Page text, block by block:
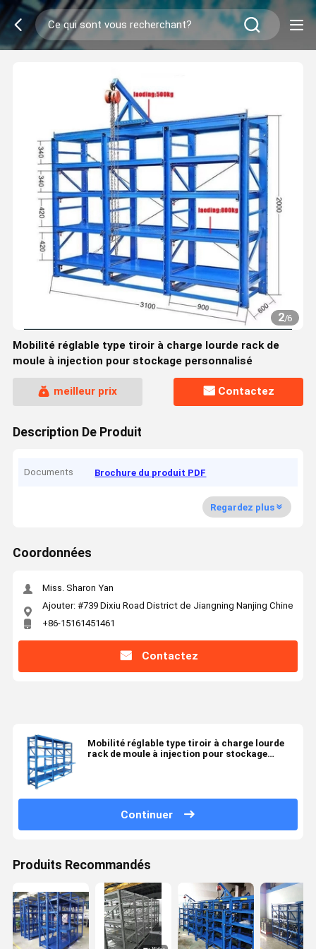
2/6
Mobilité réglable type tiroir à charge lourde rack de
moule à injection pour stockage personnalisé
meilleur prix Contactez
Description De Produit
Documents Brochure du produit PDF
Regardez plus
Coordonnées
Miss. Sharon Yan
Ajouter: #739 Dixiu Road District de Jiangning Nanjing Chine
+86-15161451461
Contactez
Mobilité réglable type tiroir à charge lourde
rack de moule à injection pour stockage
Continuer
Produits Recommandés